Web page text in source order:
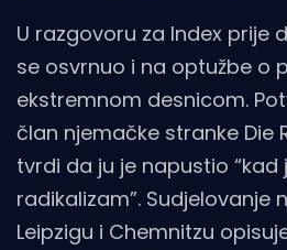
U razgovoru za Index prije
se osvrnuo i na optužbe o
ekstremnom desnicom.
član njemačke stranke Die
tvrdi da ju je napustio “kad
radikalizam”. Sudjelovanje
Leipzigu i Chemnitzu